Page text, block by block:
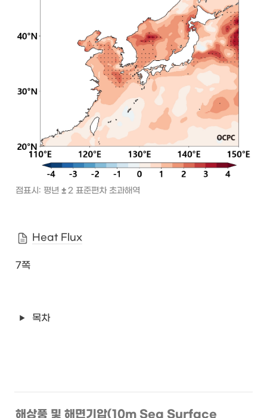
점표시: 평년 ± 2 표준편차 초과해역
Heat Flux
7쪽
목차
해상풍 및 해면기압(10m Sea Surface